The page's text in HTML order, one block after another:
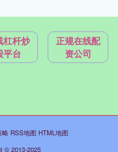
杠杆炒
平台
正规在线配
资公司
略 RSS地图 HTML地图
© 2013-2025